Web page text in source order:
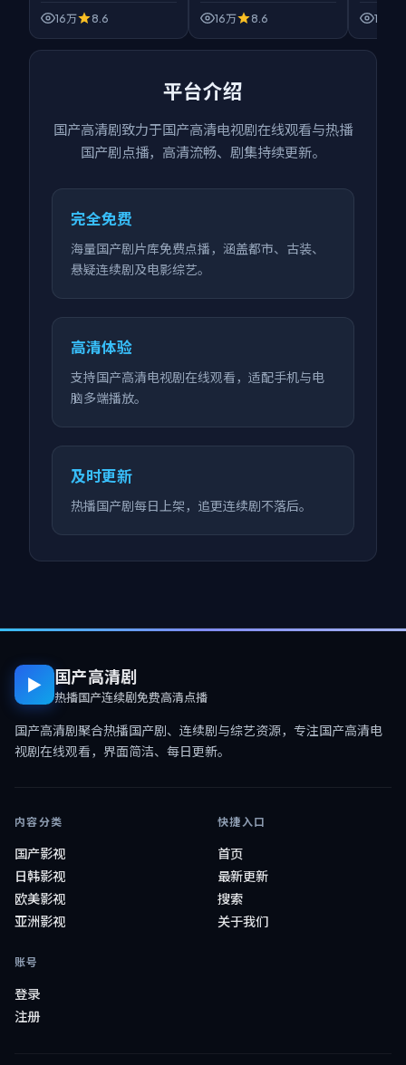
16万 8.6 16万 8.6 16万
平台介绍
国产高清剧致力于国产高清电视剧在线观看与热播
国产剧点播，高清流畅、剧集持续更新。
完全免费
海量国产剧片库免费点播，涵盖都市、古装、
悬疑连续剧及电影综艺。
高清体验
支持国产高清电视剧在线观看，适配手机与电
脑多端播放。
及时更新
热播国产剧每日上架，追更连续剧不落后。
▶ 国产高清剧
热播国产连续剧免费高清点播
国产高清剧聚合热播国产剧、连续剧与综艺资源，专注国产高清电
视剧在线观看，界面简洁、每日更新。
内容分类
国产影视
日韩影视
欧美影视
亚洲影视
快捷入口
首页
最新更新
搜索
关于我们
账号
登录
注册